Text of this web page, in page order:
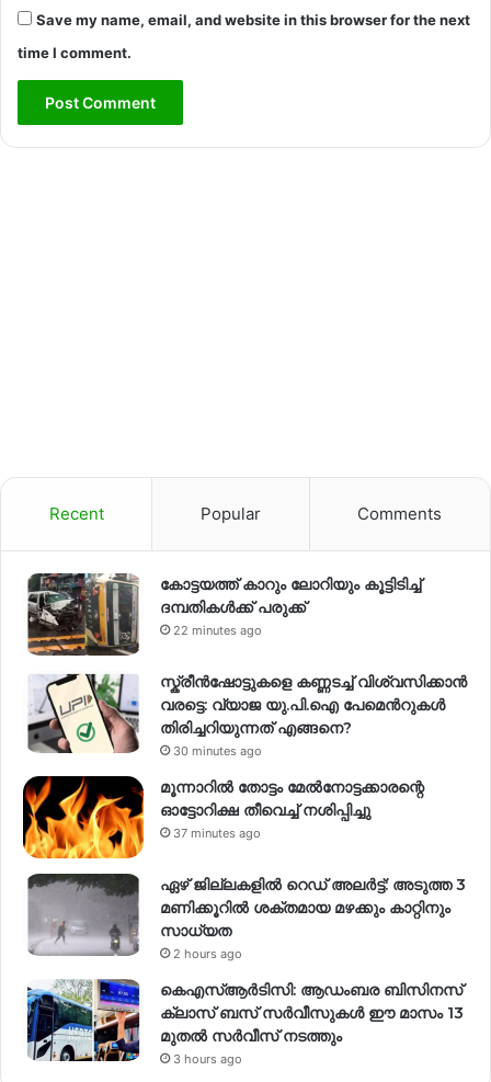
Save my name, email, and website in this browser for the next
time I comment.
Recent Popular Comments
കോട്ടയത്ത് കാറും ലോറിയും കൂട്ടിടിച്ച്
ദമ്പതികള്‍ക്ക് പരുക്ക്
22 minutes ago
സ്ക്രീൻഷോട്ടുകളെ കണ്ണടച്ച് വിശ്വസിക്കാൻ
വരട്ടെ: വ്യാജ യു.പി.ഐ പേമെന്‍റുകൾ
തിരിച്ചറിയുന്നത് എങ്ങനെ?
30 minutes ago
മൂന്നാറിൽ തോട്ടം മേൽനോട്ടക്കാരന്റെ
ഓട്ടോറിക്ഷ തീവെച്ച് നശിപ്പിച്ചു
37 minutes ago
ഏഴ് ജില്ലകളില്‍ റെഡ് അലര്‍ട്ട്: അടുത്ത 3
മണിക്കൂറിൽ ശക്തമായ മഴക്കും കാറ്റിനും
സാധ്യത
2 hours ago
കെഎസ്ആർടിസി: ആഡംബര ബിസിനസ്
ക്ലാസ് ബസ് സർവീസുകൾ ഈ മാസം 13
മുതൽ സർവീസ് നടത്തും
3 hours ago